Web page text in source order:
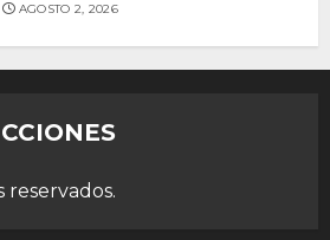
AGOSTO 2, 2026
reservados.